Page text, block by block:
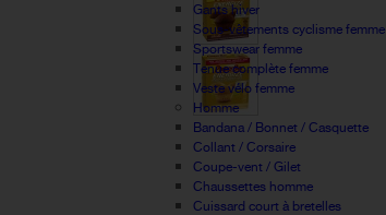
Gants hiver
Sous-vêtements cyclisme femme
Sportswear femme
Tenue complète femme
Veste vélo femme
Homme
Bandana / Bonnet / Casquette
Collant / Corsaire
Coupe-vent / Gilet
Chaussettes homme
Cuissard court à bretelles